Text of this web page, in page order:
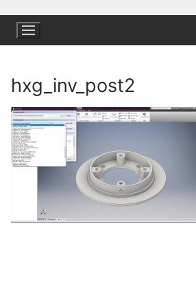
tartalomra
Keresése:
hxg_inv_post2